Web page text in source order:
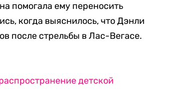
помогала ему переносить
когда выяснилось, что Дэнли
после стрельбы в Лас-Вегасе.
детской